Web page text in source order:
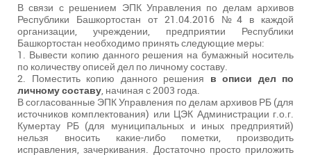
В связи с решением ЭПК Управления по делам архивов
Республики Башкортостан от 21.04.2016 №4 в каждой
организации, учреждении, предприятии Республики
Башкортостан необходимо принять следующие меры:
1. Вывести копию данного решения на бумажный носитель
по количеству описей дел по личному составу.
2. Поместить копию данного решения в описи дел по
личному составу, начиная с 2003 года.
В согласованные ЭПК Управления по делам архивов РБ (для
источников комплектования) или ЦЭК Администрации г.о.г.
Кумертау РБ (для муниципальных и иных предприятий)
нельзя вносить какие-либо пометки, производить
исправления, зачеркивания. Достаточно просто приложить